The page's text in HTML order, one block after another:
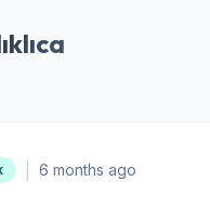
6 months ago